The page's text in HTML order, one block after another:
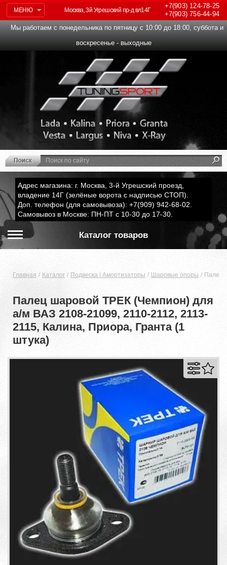
МЕНЮ
+7(903)124-78-25
+7(903)756-44-94
Москва, 3й Угрешский пр-д вл14Г
Мы работаем с понедельника по пятницу с 10:00 до 18:00, суббота и
воскресенье - выходные
Адрес магазина: г. Москва, 3-й Угрешский проезд,
владение 14Г (зелёные ворота с надписью СТОП).
Доп. телефон (для самовывоза): +7(909) 942-68-02.
Самовывоз в Москве: ПН-ПТ с 10-30 до 17-30.
Каталог товаров
Главная Каталог Подвеска | Амортизаторы Шаровые опоры Палец
Палец шаровой ТРЕК (Чемпион) для
а/м ВАЗ 2108-21099, 2110-2112, 2113-
2115, Калина, Приора, Гранта (1
штука)